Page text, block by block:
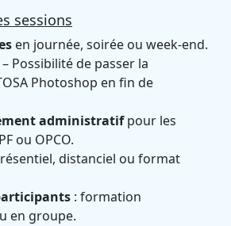
sessions
en journée, soirée ou week-end.
– Possibilité de passer la
Photoshop en fin de
administratifpour les
ou OPCO.
distanciel ou format
: formation
en groupe.